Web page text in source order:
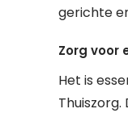
gerichte
Zorg voor
Het is